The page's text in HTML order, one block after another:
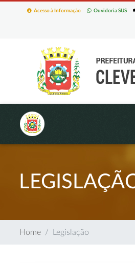
Ouvidoria SUS
Acesso à Informação
Home Legislação